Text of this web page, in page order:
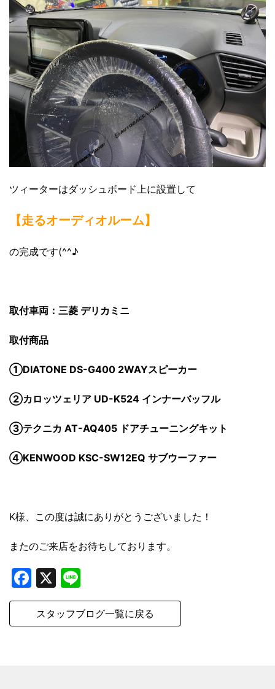
ツィーターはダッシュボード上に設置して
【走るオーディオルーム】
の完成です(^^♪
取付車両：三菱 デリカミニ
取付商品
①DIATONE DS-G400 2WAYスピーカー
②カロッツェリア UD-K524 インナーバッフル
③テクニカ AT-AQ405 ドアチューニングキット
④KENWOOD KSC-SW12EQ サブウーファー
K様、この度は誠にありがとうございました！
またのご来店をお待ちしております。
Facebook
X
スタッフブログ一覧に戻る